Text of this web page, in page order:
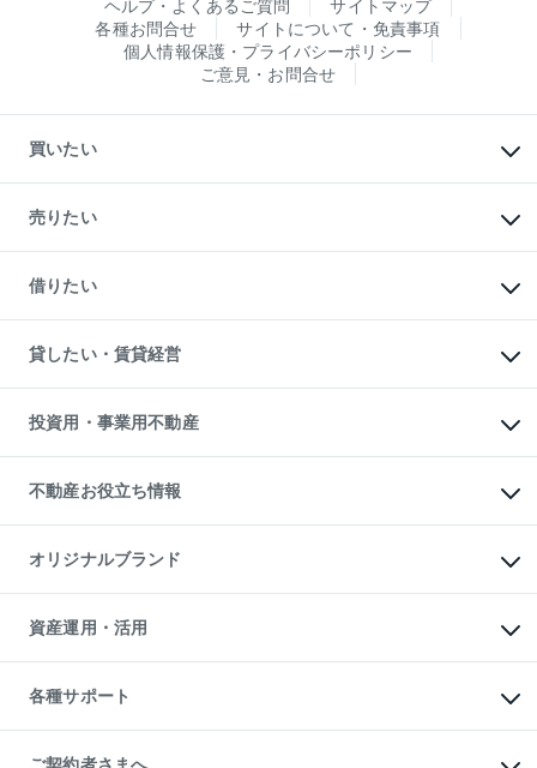
ヘルプ・よくあるご質問
サイトマップ
各種お問合せ
サイトについて・免責事項
個人情報保護・プライバシーポリシー
ご意見・お問合せ
買いたい
新築・分譲マンションの購入
中古マンションの購入
一戸建ての購入
中古一戸建ての購入
不動産購入の流れ
注目キーワード物件特集
購入ガイド
English 繁体中文簡体中文
売りたい
一戸建ての売却・査定
土地の売却・査定
スピードAI査定
不動産査定について
不動産売却の流れ
不動産買換えの流れ
売却ガイド
借りたい
オフィス・店舗の賃貸
借りるときの流れ
借りるガイド
貸したい・賃貸経営
マンション賃料データ
賃貸管理プラン
リロケーションについて
貸すガイド
投資用・事業用不動産
事業用不動産
マンション投資
投資用マンション
アパート経営
収益物件
ビル購入（ビル一棟）
投資用不動産の売却査定
事業用不動産の売却査定
不動産お役立ち情報
マンションライブラリー
人気マンションランキング
暮らしに役立つ不動産メディア
不動産相場・不動産価格情報
不動産コラム・ニュース
不動産用語集
不動産なんでもネット相談室
住まいの税金
オリジナルブランド
一棟リノベーションマンション
L`GENTE（ルジェンテ）
区分リノベーションマンション
投資用一棟レジデンスWELL
不動産小口投資
LEGACIA（レガシア）
資産運用・活用
不動産M&A
アセットマネジメント・出資
各種サポート
相続サポート